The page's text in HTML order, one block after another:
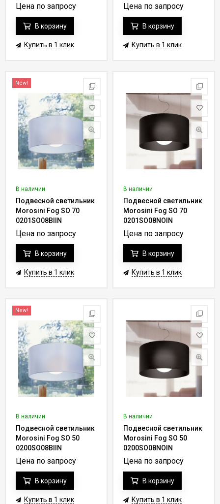
Цена по запросу
В корзину
Купить в 1 клик
Цена по запросу
В корзину
Купить в 1 клик
New!
В наличии
Подвесной светильник
Morosini Fog SO 70
0201SO08BIIN
Цена по запросу
В корзину
Купить в 1 клик
В наличии
Подвесной светильник
Morosini Fog SO 70
0201SO08NOIN
Цена по запросу
В корзину
Купить в 1 клик
New!
В наличии
Подвесной светильник
Morosini Fog SO 50
0200SO08BIIN
Цена по запросу
В корзину
Купить в 1 клик
В наличии
Подвесной светильник
Morosini Fog SO 50
0200SO08NOIN
Цена по запросу
В корзину
Купить в 1 клик